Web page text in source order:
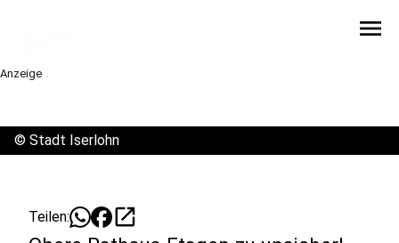
menu
Anzeige
© Stadt Iserlohn
Teilen: open_in_new